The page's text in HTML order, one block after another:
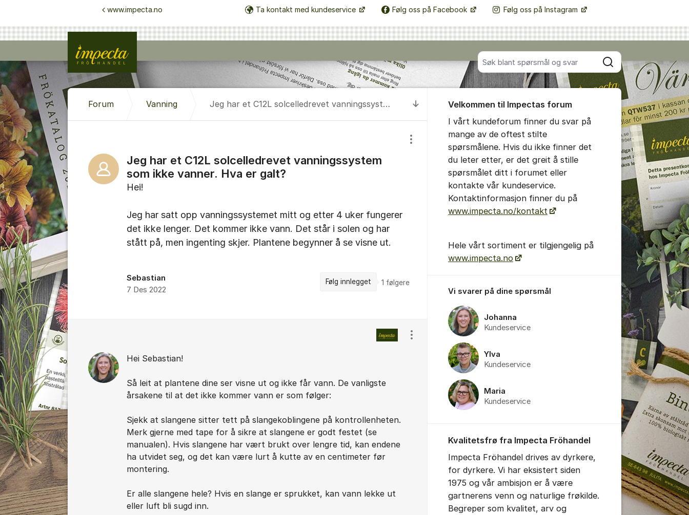
Søk blant alle innlegg
Søk
www.impecta.no Ta kontakt med kundeservice Følg oss på Facebook Følg oss på Instagram Flere supportlenker
Til seneste kommentar
Forum Vanning Jeg har et C12L solcelledrevet vanningssystem som ikke vanner. Hva er galt?
Jeg har et C12L solcelledrevet vanningssystem
som ikke vanner. Hva er galt?
Vis/skjul innstillinger for innlegg/kommentarer
Hei!
Jeg har satt opp vanningssystemet mitt og etter 4 uker fungerer
det ikke lenger. Det kommer ikke vann. Det står i solen og har
stått på, men ingenting skjer. Plantene begynner å se visne ut.
Sebastian
7 Des 2022
Følg innlegget 1 følgere
Hei Sebastian!
Så leit at plantene dine ser visne ut og ikke får vann. De vanligste
årsakene til at det ikke kommer vann er som følger:
Sjekk at slangene sitter tett på slangekoblingene på kontrollenheten.
Merk gjerne med tape for å sikre at slangene er godt festet (se
manualen). Hvis slangene har vært brukt over lengre tid, kan endene
ha utvidet seg, og det kan være lurt å kutte av en centimeter før
montering.
Er alle slangene hele? Hvis en slange er sprukket, kan vann lekke ut
eller luft bli sugd inn.
Vis/skjul innstillinger for innlegg/kommentarer
Velkommen til Impectas forum
I vårt kundeforum finner du svar på
mange av de oftest stilte
spørsmålene. Hvis du ikke finner det
du leter etter, er det greit å stille
spørsmålet ditt i forumet eller
kontakte vår kundeservice.
Kontaktinformasjon finner du på
www.impecta.no/kontakt
Hele vårt sortiment er tilgjengelig på
www.impecta.no
Vi svarer på dine spørsmål
Johanna
Kundeservice
Ylva
Kundeservice
Maria
Kundeservice
Kvalitetsfrø fra Impecta Fröhandel
Impecta Fröhandel drives av dyrkere,
for dyrkere. Vi har eksistert siden
1975 og vår ambisjon er å være
gartnerens venn og naturlige frøkilde.
Begreper som kvalitet, arv og